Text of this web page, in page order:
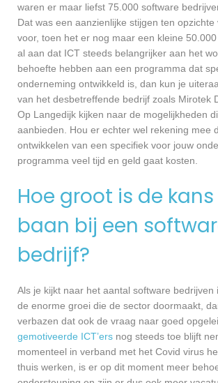
waren er maar liefst 75.000 software
Dat was een aanzienlijke stijgen ten
voor, toen het er nog maar een kleine
al aan dat ICT steeds belangrijker aan het
behoefte hebben aan een programma dat
onderneming ontwikkeld is, dan kun je
van het desbetreffende bedrijf zoals Mirotek
Op Langedijk kijken naar de mogelijkheden
aanbieden. Hou er echter wel rekening mee
ontwikkelen van een specifiek voor jouw
programma veel tijd en geld gaat kosten.
Hoe groot is de
baan bij een
bedrijf?
Als je kijkt naar het aantal software bedrijven
de enorme groei die de sector doormaakt,
verbazen dat ook de vraag naar goed
gemotiveerde ICT’ers nog steeds toe blijft
momenteel in verband met het Covid virus
thuis werken, is er op dit moment meer